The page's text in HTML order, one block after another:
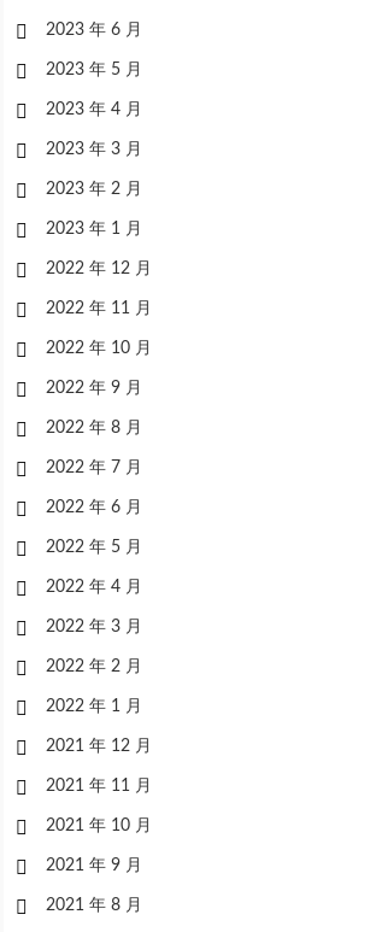
2023 年 6 月
2023 年 5 月
2023 年 4 月
2023 年 3 月
2023 年 2 月
2023 年 1 月
2022 年 12 月
2022 年 11 月
2022 年 10 月
2022 年 9 月
2022 年 8 月
2022 年 7 月
2022 年 6 月
2022 年 5 月
2022 年 4 月
2022 年 3 月
2022 年 2 月
2022 年 1 月
2021 年 12 月
2021 年 11 月
2021 年 10 月
2021 年 9 月
2021 年 8 月